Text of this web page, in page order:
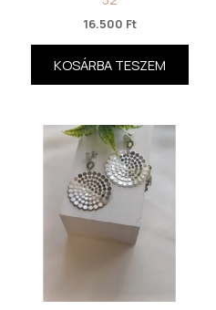
16.500 Ft
KOSÁRBA TESZEM